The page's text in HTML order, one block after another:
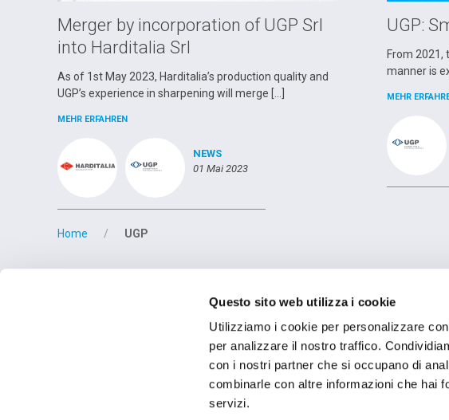
Questo sito web utilizza i cookie
Utilizziamo i cookie per personalizzare
per analizzare il nostro traffico.
con i nostri partner che si occupano di
combinarle con altre informazioni che hai
servizi.
Merger by incorporation of UGP Srl
into Harditalia Srl
As of 1st May 2023, Harditalia’s production quality and
UGP’s experience in sharpening will merge […]
MEHR ERFAHREN
NEWS
01 Mai 2023
UGP:
From
manner is
MEHR
Home UGP
OMCD SpA Via Megolo, 43
28877 Anzola d'Ossola (VB) Italia
Tel. (+39) 0323 836386